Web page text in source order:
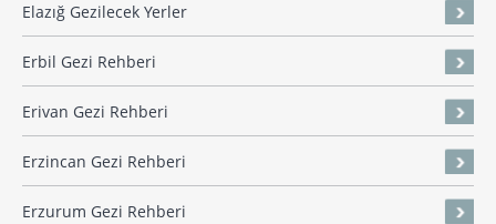
Elazığ Gezilecek Yerler
Erbil Gezi Rehberi
Erivan Gezi Rehberi
Erzincan Gezi Rehberi
Erzurum Gezi Rehberi